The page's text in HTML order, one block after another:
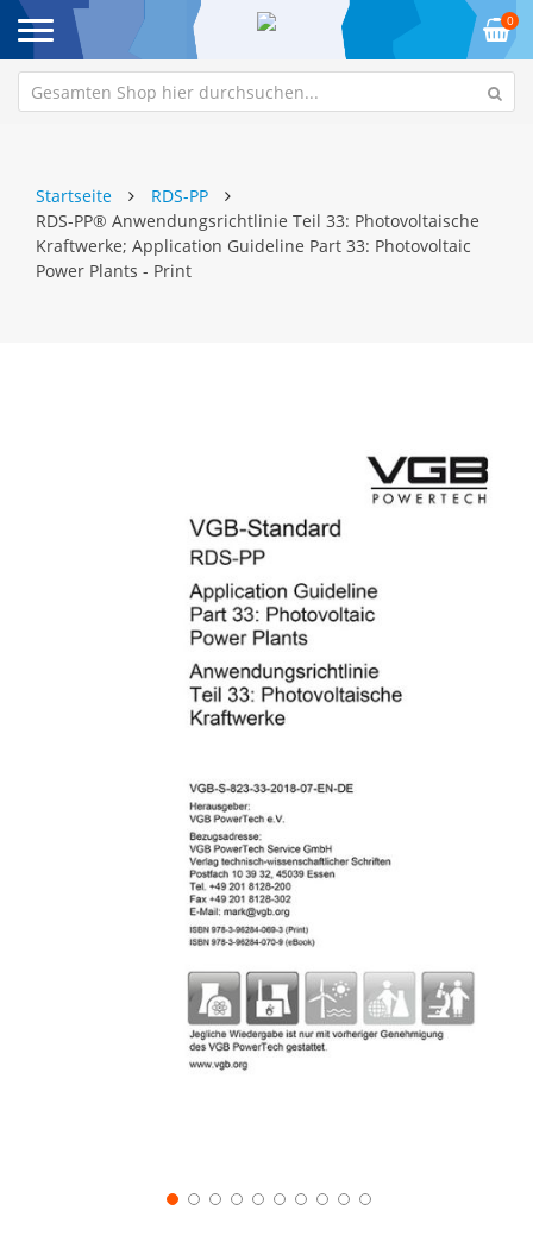
0
Startseite
RDS-PP
RDS-PP® Anwendungsrichtlinie Teil 33: Photovoltaische
Kraftwerke; Application Guideline Part 33: Photovoltaic
Power Plants - Print